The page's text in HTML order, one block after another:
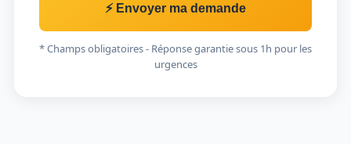
⚡ Envoyer ma demande
* Champs obligatoires - Réponse garantie sous 1h pour les
urgences